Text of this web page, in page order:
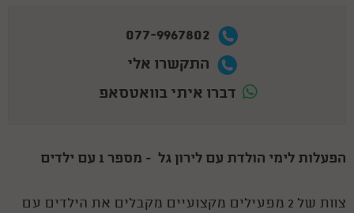
077-9967802
התקשרו אלי
דברו איתי בוואטסאפ
הפעלות לימי הולדת עם לירון גל - מספר 1 עם ילדים
צוות של 2 מפעילים מקצועיים מקבלים את הילדים עם